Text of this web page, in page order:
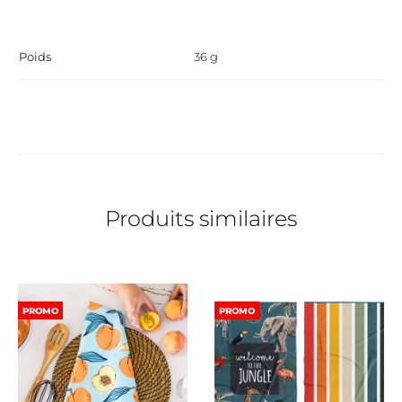
Poids 36 g
Produits similaires
PROMO PROMO